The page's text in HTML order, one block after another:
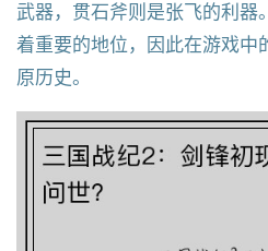
武器，贯石斧则是张飞的利器
着重要的地位，因此在游戏中
原历史。